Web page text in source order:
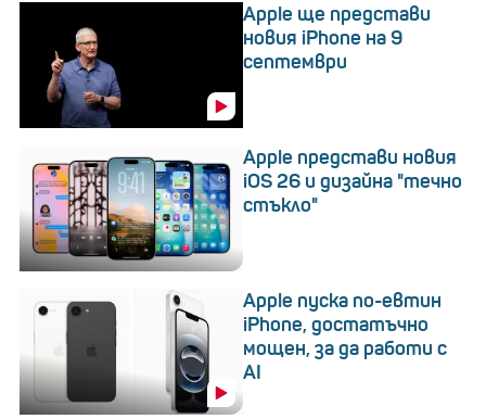
Apple ще представи
новия iPhone на 9
септември
Apple представи новия
iOS 26 и дизайна "течно
стъкло"
Apple пуска по-евтин
iPhone, достатъчно
мощен, за да работи с
AI